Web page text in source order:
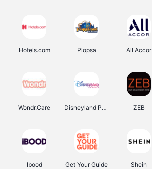
Hotels.com Plopsa All Accor
Wondr.Care Disneyland Paris ZEB
Ibood Get Your Guide Shein